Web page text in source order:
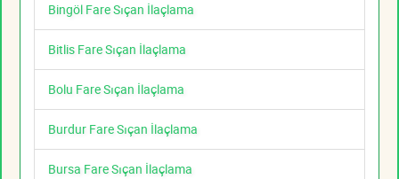
Bingöl Fare Sıçan İlaçlama
Bitlis Fare Sıçan İlaçlama
Bolu Fare Sıçan İlaçlama
Burdur Fare Sıçan İlaçlama
Bursa Fare Sıçan İlaçlama